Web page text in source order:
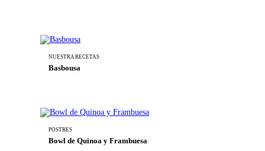
NUESTRA RECETAS
Basbousa
POSTRES
Bowl de Quinoa y Frambuesa